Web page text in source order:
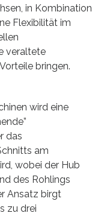
in Kombination
Flexibilität im
veraltete
bringen.
wird eine
das
am
wobei der Hub
des Rohlings
Ansatz birgt
zu drei